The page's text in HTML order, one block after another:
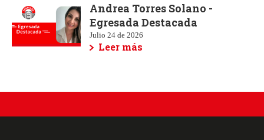
Andrea Torres Solano -
Egresada Destacada
Julio 24 de 2026
Leer más